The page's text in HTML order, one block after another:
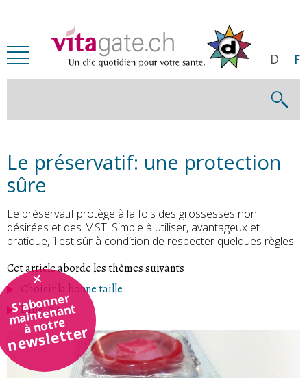
S'abonner
maintenant
à notre
newsletter
D F
Le préservatif: une protection
sûre
Le préservatif protège à la fois des grossesses non
désirées et des MST. Simple à utiliser, avantageux et
pratique, il est sûr à condition de respecter quelques règles.
Cet article aborde les thèmes suivants
Choisir la bonne taille
Label ok